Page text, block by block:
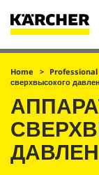
Корзина
Home Professional
сверхвысокого